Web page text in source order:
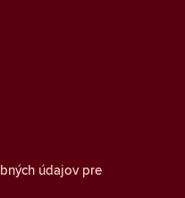
údajov pre